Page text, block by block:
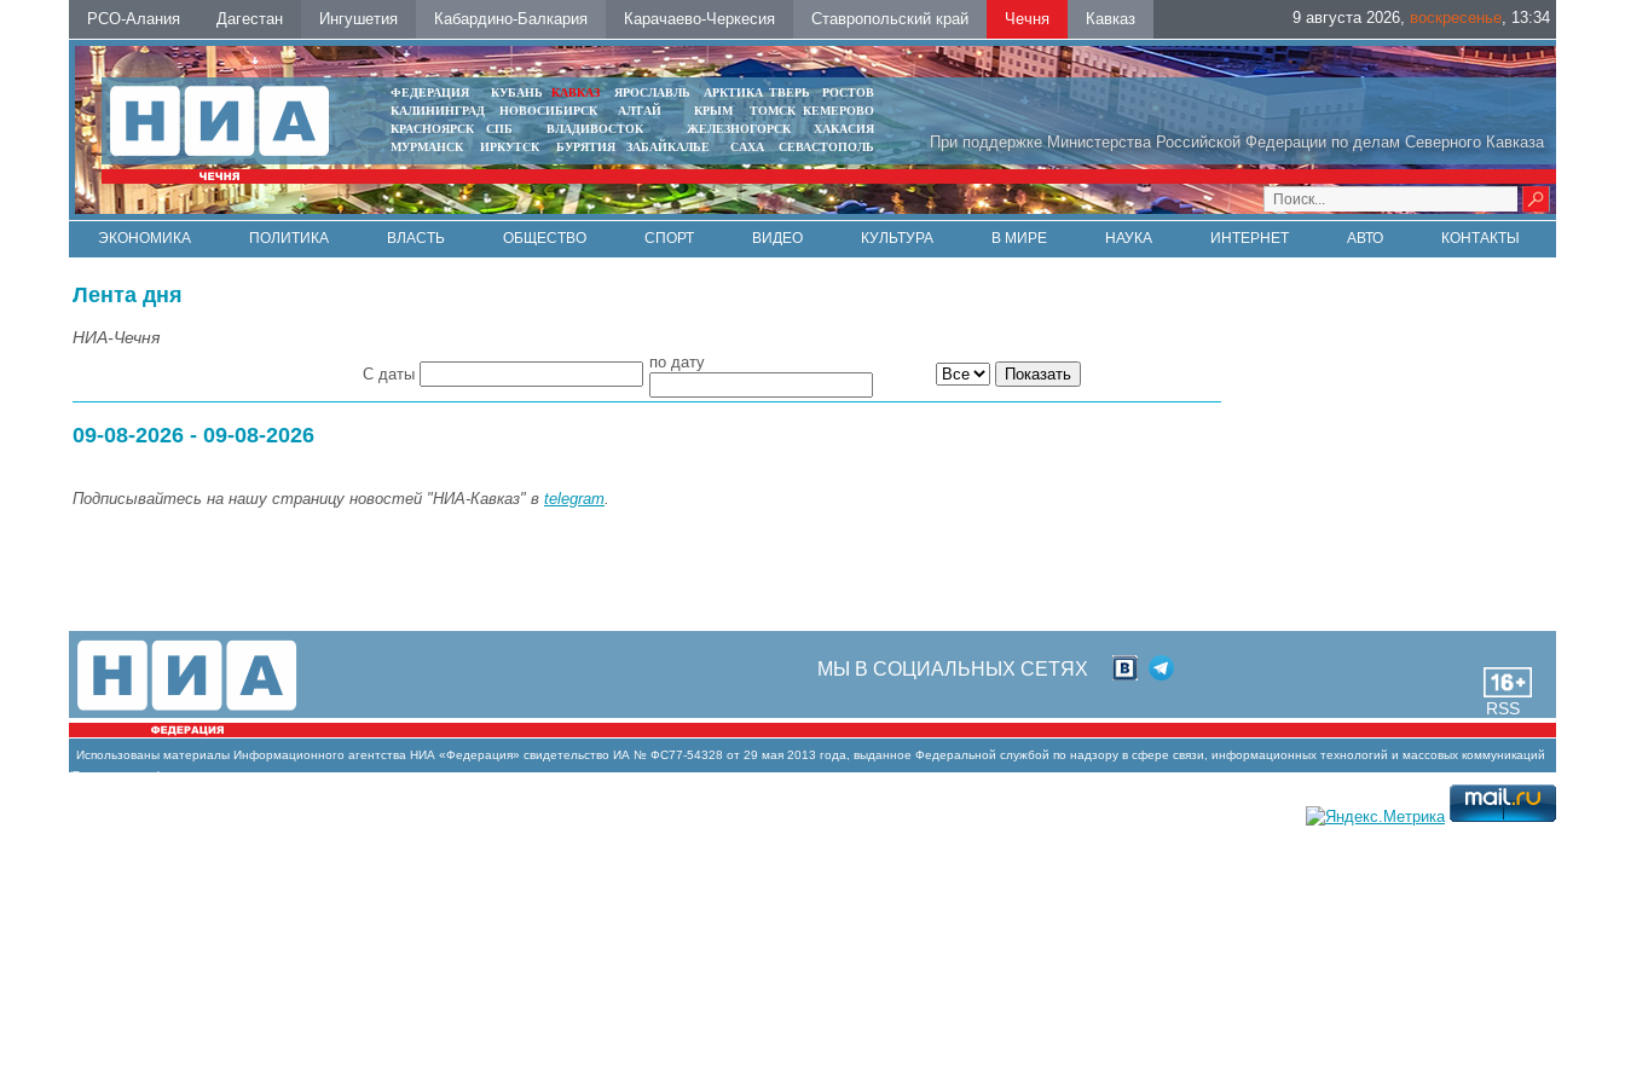
РСО-Алания Дагестан Ингушетия Кабардино-Балкария Карачаево-Черкесия Ставропольский край Чечня Кавказ 9 августа 2026, воскресенье, 13:34
При поддержке Министерства Российской Федерации по делам Северного Кавказа
ФЕДЕРАЦИЯ КУБАНЬ КАВКАЗ ЯРОСЛАВЛЬ АРКТИКА ТВЕРЬ
РОСТОВ
КАЛИНИНГРАД
НОВОСИБИРСК АЛТАЙ КРЫМ ТОМСК КЕМЕРОВО
КРАСНОЯРСК
СПБ ВЛАДИВОСТОК ЖЕЛЕЗНОГОРСК
ХАКАСИЯ
МУРМАНСК
ИРКУТСК БУРЯТИЯ ЗАБАЙКАЛЬЕ САХА СЕВАСТОПОЛЬ
ЭКОНОМИКА ПОЛИТИКА ВЛАСТЬ ОБЩЕСТВО СПОРТ ВИДЕО КУЛЬТУРА В МИРЕ НАУКА ИНТЕРНЕТ АВТО КОНТАКТЫ
Лента дня
НИА-Чечня
С даты
по дату
09-08-2026 - 09-08-2026
Подписывайтесь на нашу страницу новостей "НИА-Кавказ" в telegram
RSS
МЫ В СОЦИАЛЬНЫХ СЕТЯХ
Использованы материалы Информационного агентства НИА «Федерация» свидетельство ИА № ФС77-54328 от 29 мая 2013 года, выданное Федеральной службой по надзору в сфере связи, информационных технологий и массовых коммуникаций
(Роскомнадзор)